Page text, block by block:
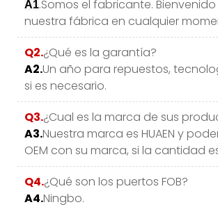
A1.Somos el fabricante.
nuestra fábrica en cualquier
Q2.¿Qué es la garantía?
A2.Un año para repuestos,
si es necesario.
Q3.¿Cual es la marca de sus
A3.Nuestra marca es HUAEN y
OEM con su marca, si la cantidad
Q4.¿Qué son los puertos FOB?
A4.Ningbo.